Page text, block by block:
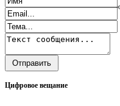
Прежде всего, следует сказать, что
Цифровое вещание